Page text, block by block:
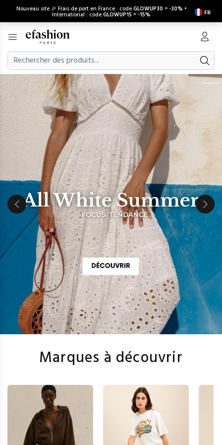
Nouveau site 🎉 Frais de port en France : codeGLOWUP30 = -30% •
International : codeGLOWUP15 = -15% FR
Marques à découvrir